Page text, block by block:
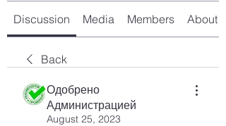
Discussion Media Members About
Back
Одобрено
Администрацией
August 25, 2023